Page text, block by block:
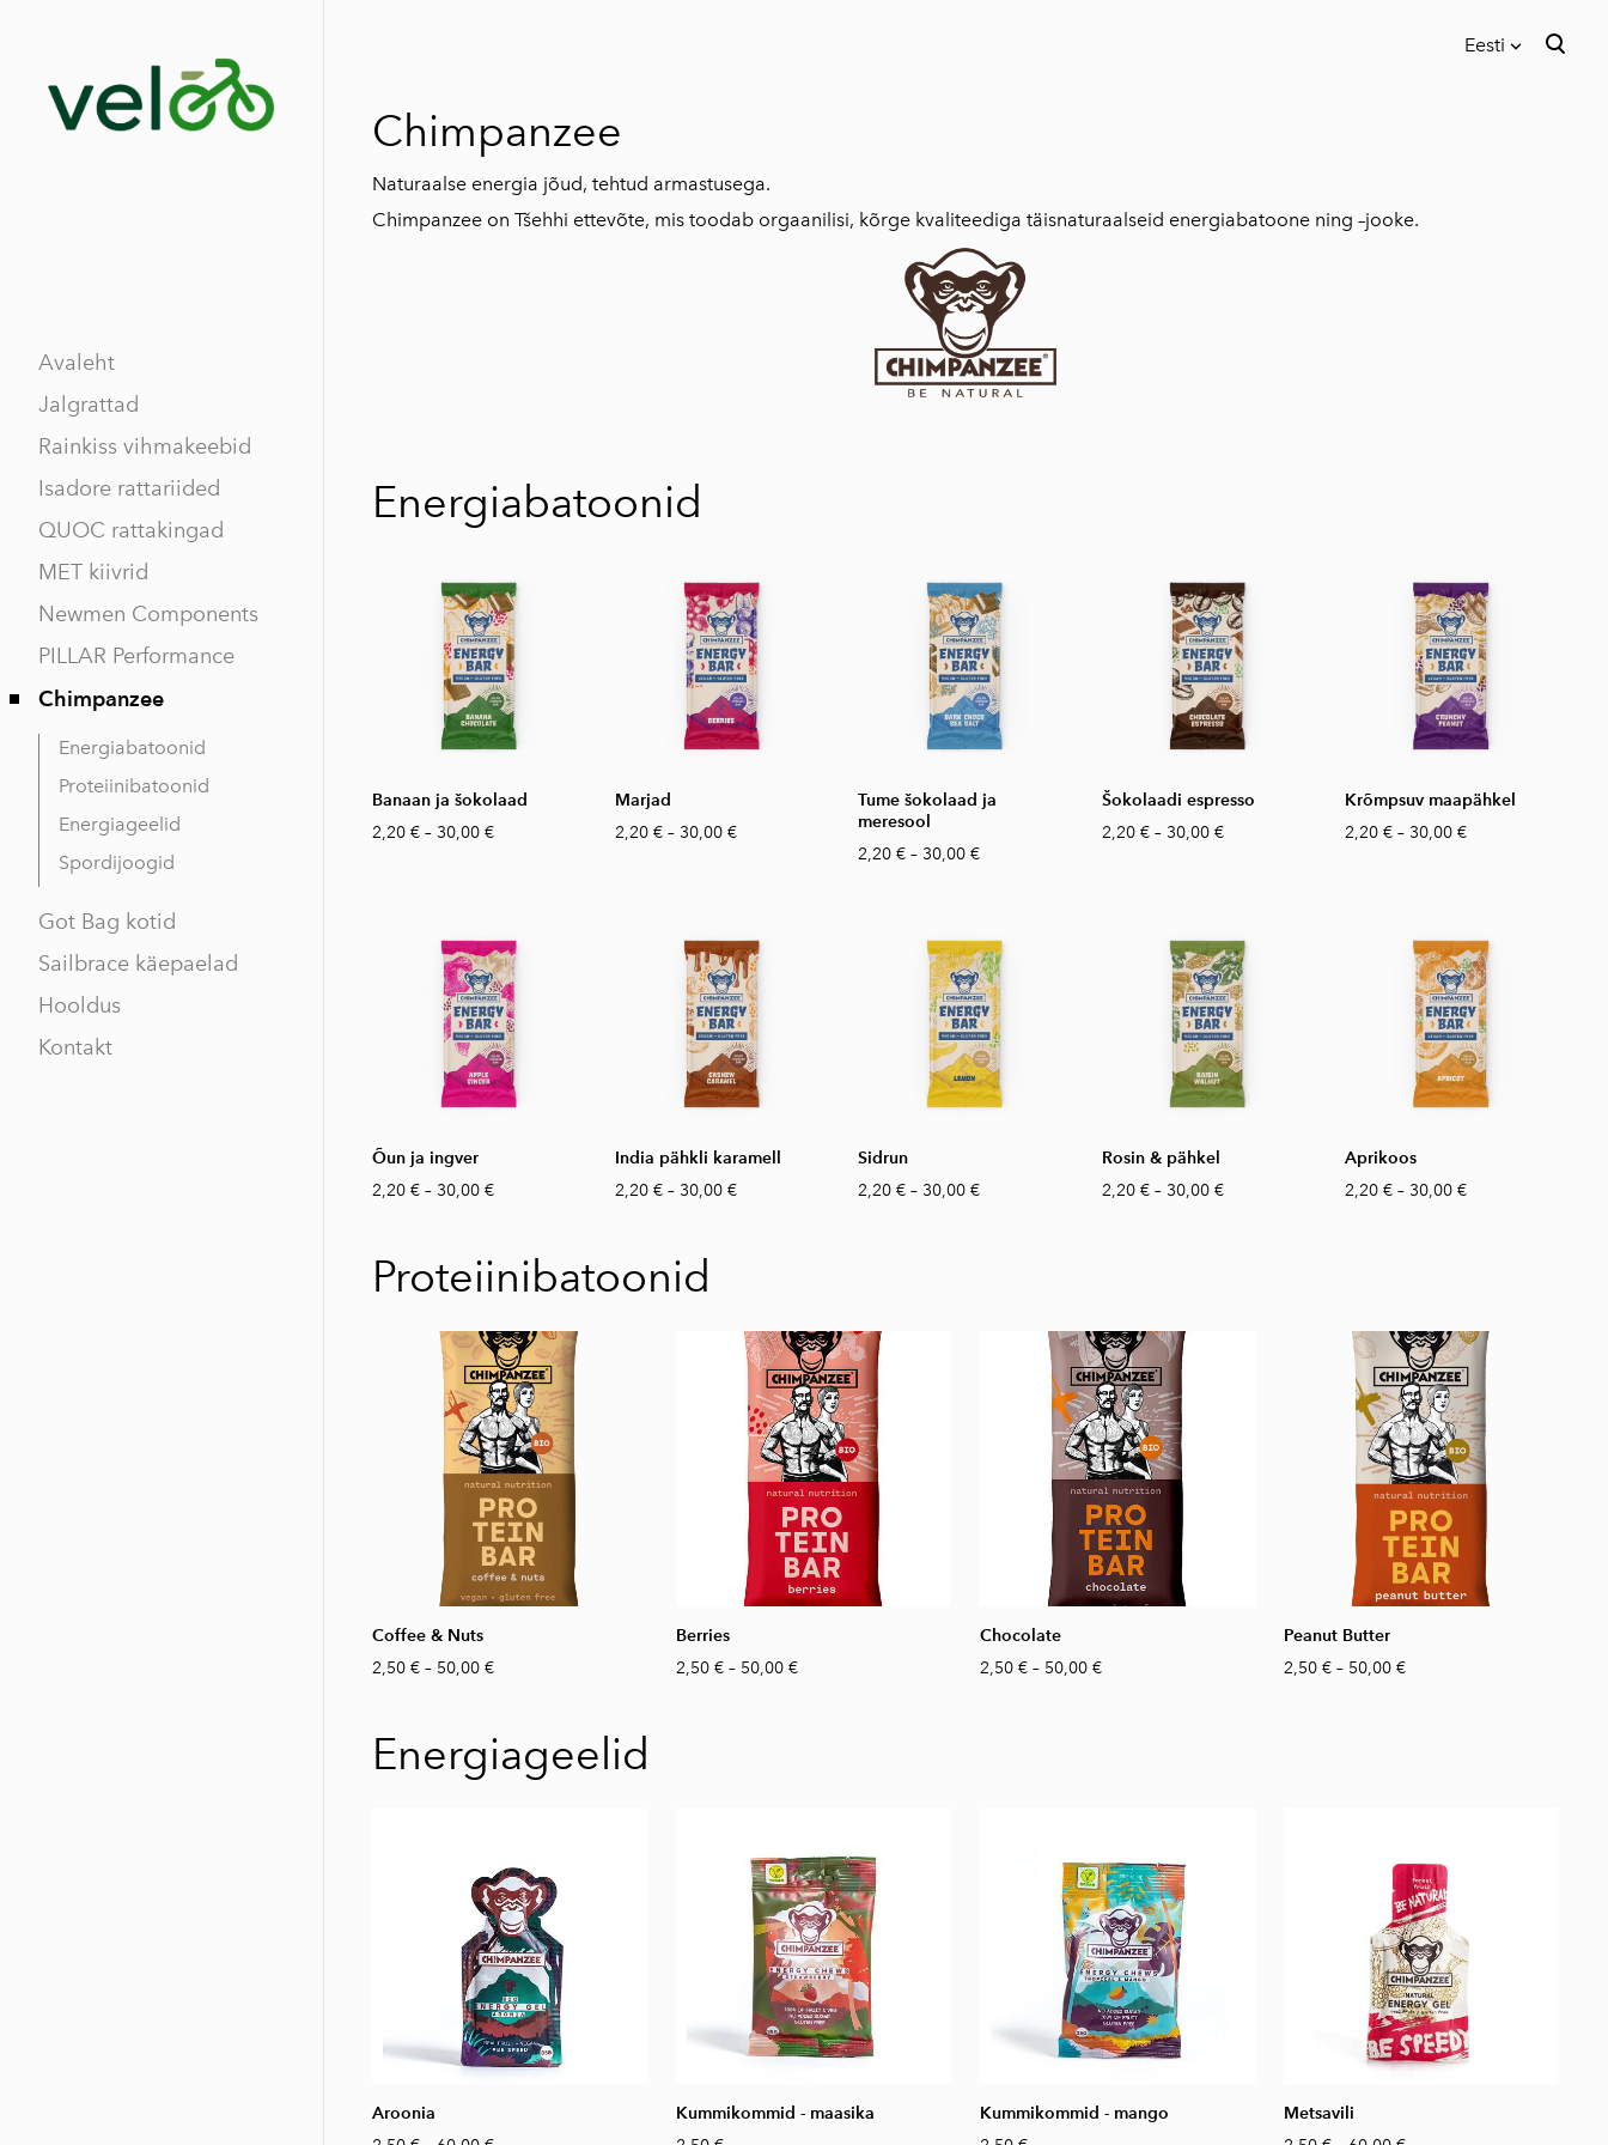
Eesti
Avaleht
Jalgrattad
Rainkiss vihmakeebid
Isadore rattariided
QUOC rattakingad
MET kiivrid
Newmen Components
PILLAR Performance
Chimpanzee
Energiabatoonid
Proteiinibatoonid
Energiageelid
Spordijoogid
Got Bag kotid
Sailbrace käepaelad
Hooldus
Kontakt
Chimpanzee
Naturaalse energia jõud, tehtud armastusega.
Chimpanzee on Tšehhi ettevõte, mis toodab orgaanilisi, kõrge kvaliteediga täisnaturaalseid energiabatoone ning –jooke.
Energiabatoonid
Banaan ja šokolaad
2,20 € – 30,00 €
Marjad
2,20 € – 30,00 €
Tume šokolaad ja
meresool
2,20 € – 30,00 €
Šokolaadi espresso
2,20 €– 30,00 €
Krõmpsuv maapähkel
2,20 €– 30,00 €
Õun ja ingver
2,20 € – 30,00 €
India pähkli karamell
2,20 € – 30,00 €
Sidrun
2,20 € – 30,00 €
Rosin & pähkel
2,20 €– 30,00 €
Aprikoos
2,20 €– 30,00 €
Proteiinibatoonid
Coffee & Nuts
2,50 € – 50,00 €
Berries
2,50 € – 50,00 €
Chocolate
2,50 € – 50,00 €
Peanut Butter
2,50 € – 50,00 €
Energiageelid
Aroonia
Kummikommid - maasika
Kummikommid - mango
Metsavili